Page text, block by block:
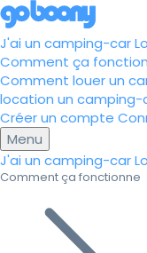
J'ai un camping-car
Comment ça
Comment louer un
location un camping-
Créer un compte
Menu
J'ai un camping-car
Comment ça fonctionne